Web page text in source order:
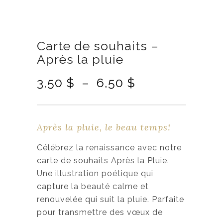
Carte de souhaits –
Après la pluie
3,50 $ – 6,50 $
g
e
d
e
p
r
i
x
Après la pluie, le beau temps!
Célébrez la renaissance avec notre
carte de souhaits Après la Pluie.
Une illustration poétique qui
capture la beauté calme et
renouvelée qui suit la pluie. Parfaite
pour transmettre des vœux de